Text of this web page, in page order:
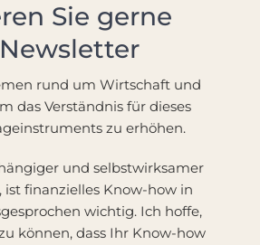
Sie gerne
rund um Wirtschaft und
das Verständnis für dieses
zu erhöhen.
und selbstwirksamer
finanzielles Know-how in
wichtig. Ich hoffe,
können, dass Ihr Know-how